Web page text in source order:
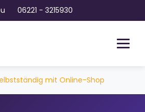
06221 - 3215930
mit Online-Shop